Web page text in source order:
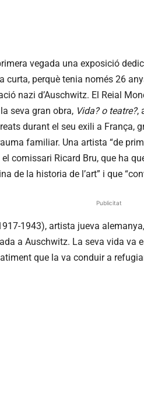
vegada una exposició
curta, perquè tenia només 26
nazi d’Auschwitz. El Reial
seva gran obra, Vida? o teatre?,
durant el seu exili a França,
familiar. Una artista “de
comissari Ricard Bru, que ha
de la historia de l’art” i que
Publicitat
1943), artista jueva
a Auschwitz. La seva vida va
que la va conduir a